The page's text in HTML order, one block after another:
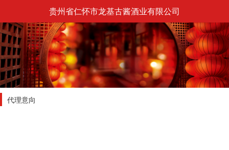
贵州省仁怀市龙基古酱酒业有限公司
代理意向